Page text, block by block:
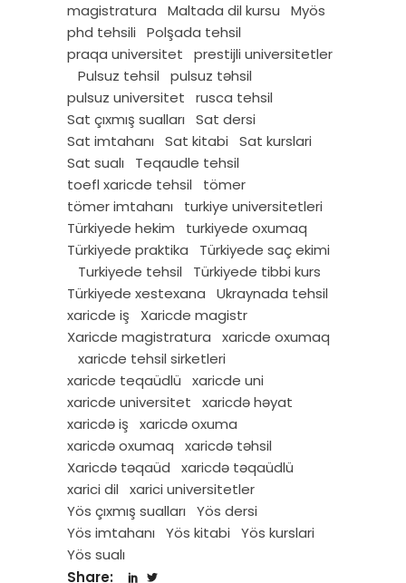
magistratura
Maltada dil kursu
Myös
phd tehsili
Polşada tehsil
praqa universitet
prestijli universitetler
Pulsuz tehsil
pulsuz təhsil
pulsuz universitet
rusca tehsil
Sat çıxmış sualları
Sat dersi
Sat imtahanı
Sat kitabi
Sat kurslari
Sat sualı
Teqaudle tehsil
toefl xaricde tehsil
tömer
tömer imtahanı
turkiye universitetleri
Türkiyede hekim
turkiyede oxumaq
Türkiyede praktika
Türkiyede saç ekimi
Turkiyede tehsil
Türkiyede tibbi kurs
Türkiyede xestexana
Ukraynada tehsil
xaricde iş
Xaricde magistr
Xaricde magistratura
xaricde oxumaq
xaricde tehsil sirketleri
xaricde teqaüdlü
xaricde uni
xaricde universitet
xaricdə həyat
xaricdə iş
xaricdə oxuma
xaricdə oxumaq
xaricdə təhsil
Xaricdə təqaüd
xaricdə təqaüdlü
xarici dil
xarici universitetler
Yös çıxmış sualları
Yös dersi
Yös imtahanı
Yös kitabi
Yös kurslari
Yös sualı
Share: